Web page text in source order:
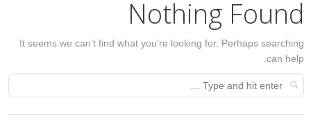
Nothing Found
It seems we can’t find what you’re looking for. Perhaps searching
can help.